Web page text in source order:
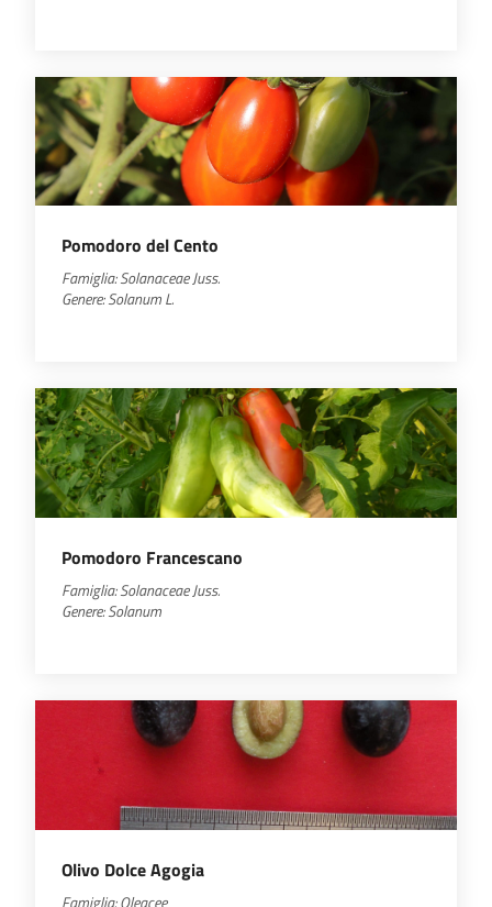
Pomodoro del Cento
Famiglia: Solanaceae Juss.
Genere: Solanum L.
Pomodoro Francescano
Famiglia:SolanaceaeJuss.
Genere:Solanum
Olivo Dolce Agogia
Famiglia: Oleacee